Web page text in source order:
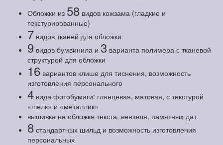
Обложки из 58 видов кожзама (гладкие и
текстурированные)
7 видов тканей для обложки
9 видов бумвинила и 3 варианта полимера с тканевой
структурой для обложки
16 вариантов клише для тиснения, возможность
изготовления персонального
4 вида фотобумаги: глянцевая, матовая, с текстурой
«шелк» и «металлик»
вышивка на обложке текста, вензеля, памятных дат
8 стандартных шильд и возможность изготовления
персональных